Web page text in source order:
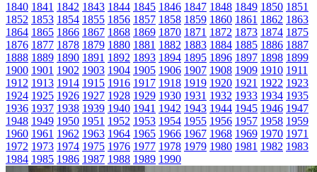
1840 1841 1842 1843 1844 1845 1846 1847 1848 1849 1850 1851
1852 1853 1854 1855 1856 1857 1858 1859 1860 1861 1862 1863
1864 1865 1866 1867 1868 1869 1870 1871 1872 1873 1874 1875
1876 1877 1878 1879 1880 1881 1882 1883 1884 1885 1886 1887
1888 1889 1890 1891 1892 1893 1894 1895 1896 1897 1898 1899
1900 1901 1902 1903 1904 1905 1906 1907 1908 1909 1910 1911
1912 1913 1914 1915 1916 1917 1918 1919 1920 1921 1922 1923
1924 1925 1926 1927 1928 1929 1930 1931 1932 1933 1934 1935
1936 1937 1938 1939 1940 1941 1942 1943 1944 1945 1946 1947
1948 1949 1950 1951 1952 1953 1954 1955 1956 1957 1958 1959
1960 1961 1962 1963 1964 1965 1966 1967 1968 1969 1970 1971
1972 1973 1974 1975 1976 1977 1978 1979 1980 1981 1982 1983
1984 1985 1986 1987 1988 1989 1990